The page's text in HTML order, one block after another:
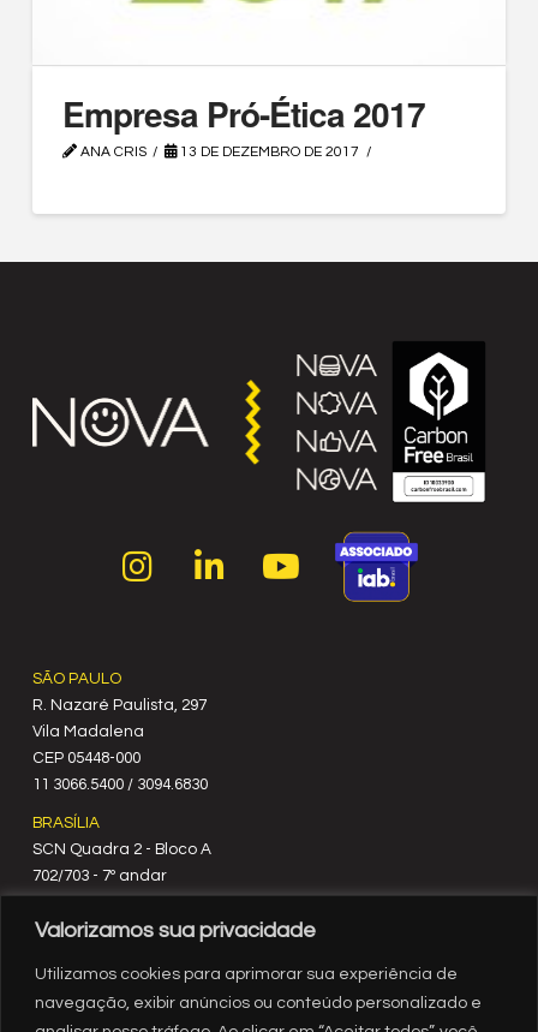
Valorizamos sua privacidade
Utilizamos cookies para aprimorar sua experiência de
navegação, exibir anúncios ou conteúdo personalizado e
Empresa Pró-Ética 2017
ANA CRIS 13 DE DEZEMBRO DE 2017
SÃO PAULO
R. Nazaré Paulista, 297
Vila Madalena
C‍EP 05448-000
11 3066.5400 / 3094.6830
BRASÍLIA
SCN Quadra 2 - Bloco A
702/703 - 7º andar
CEP 70712-900
61 3329.8200
RIO DE JANEIRO
Rua México, nº 3